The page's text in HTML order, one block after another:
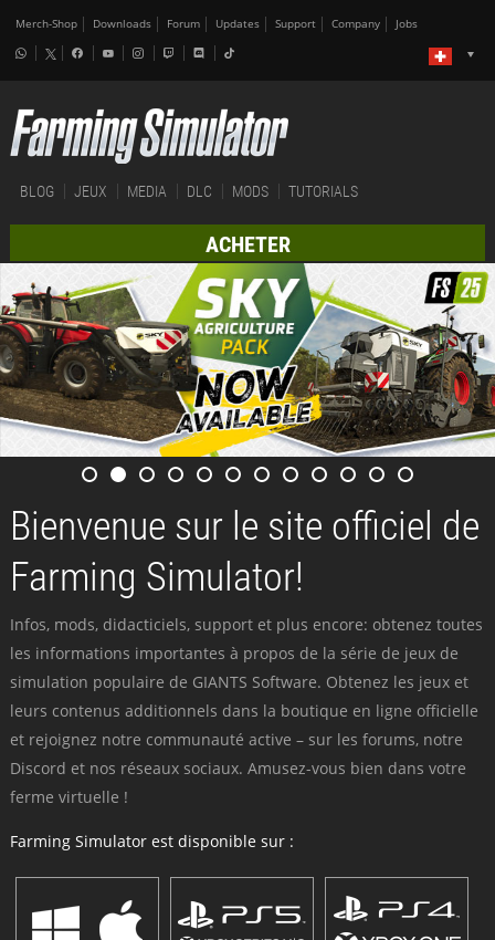
Merch-Shop Downloads Forum Updates Support Company Jobs
BLOG JEUX MEDIA DLC MODS TUTORIALS
ACHETER
Bienvenue sur le site officiel de
Farming Simulator!
Infos, mods, didacticiels, support et plus encore: obtenez toutes
les informations importantes à propos de la série de jeux de
simulation populaire de GIANTS Software. Obtenez les jeux et
leurs contenus additionnels dans la boutique en ligne officielle
et rejoignez notre communauté active – sur les forums, notre
Discord et nos réseaux sociaux. Amusez-vous bien dans votre
ferme virtuelle !
Farming Simulator est disponible sur :